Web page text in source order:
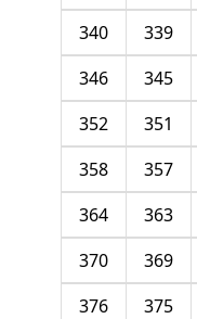
339
340
345
346
351
352
357
358
363
364
369
370
375
376